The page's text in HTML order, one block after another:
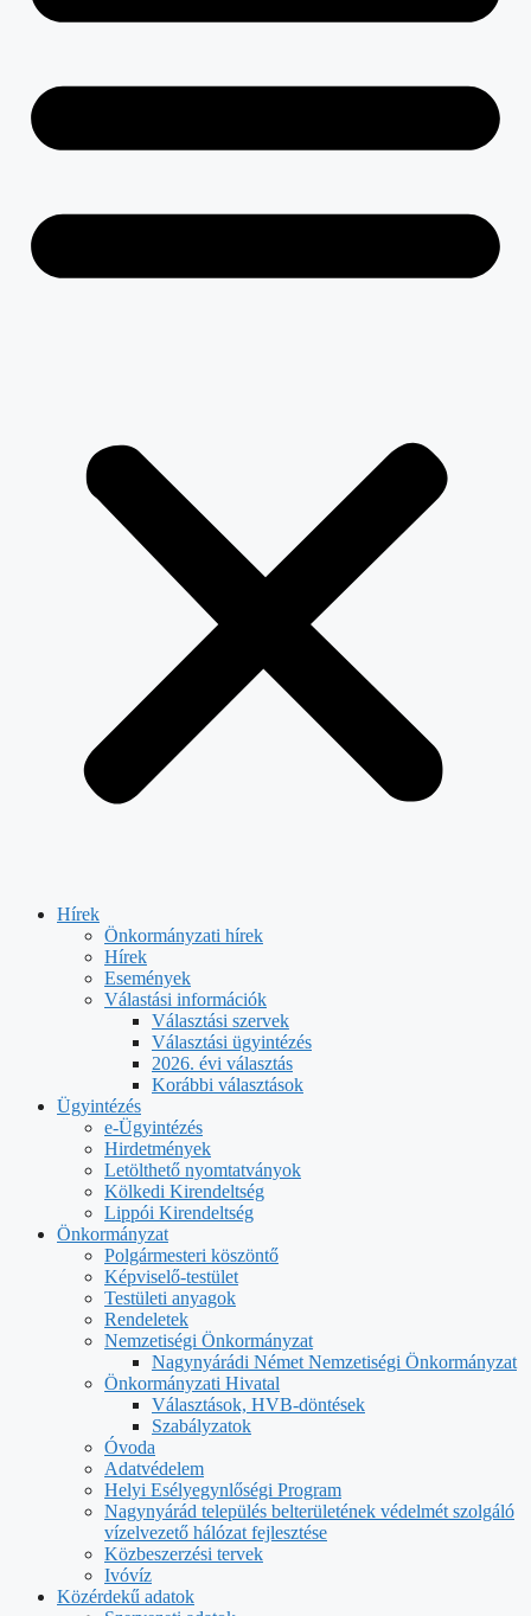
Hírek
Önkormányzati hírek
Hírek
Események
Válastási információk
Választási szervek
Választási ügyintézés
2026. évi választás
Korábbi választások
Ügyintézés
e-Ügyintézés
Hirdetmények
Letölthető nyomtatványok
Kölkedi Kirendeltség
Lippói Kirendeltség
Önkormányzat
Polgármesteri köszöntő
Képviselő-testület
Testületi anyagok
Rendeletek
Nemzetiségi Önkormányzat
Nagynyárádi Német Nemzetiségi Önkormányzat
Önkormányzati Hivatal
Választások, HVB-döntések
Szabályzatok
Óvoda
Adatvédelem
Helyi Esélyegynlőségi Program
Nagynyárád település belterületének védelmét szolgáló
vízelvezető hálózat fejlesztése
Közbeszerzési tervek
Ivóvíz
Közérdekű adatok